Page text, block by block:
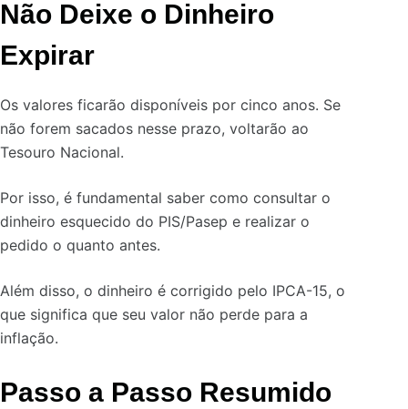
Não Deixe o Dinheiro
Expirar
Os valores ficarão disponíveis por cinco anos. Se
não forem sacados nesse prazo, voltarão ao
Tesouro Nacional.
Por isso, é fundamental saber como consultar o
dinheiro esquecido do PIS/Pasep e realizar o
pedido o quanto antes.
Além disso, o dinheiro é corrigido pelo IPCA-15, o
que significa que seu valor não perde para a
inflação.
Passo a Passo Resumido